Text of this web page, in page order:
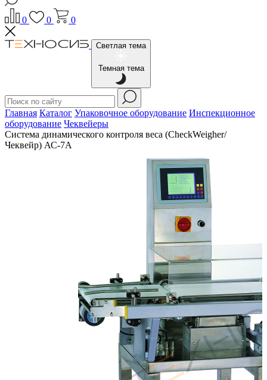
0 0 0
Светлая тема
Темная тема
Главная Каталог Упаковочное оборудование Инспекционное
оборудование Чеквейеры
Система динамического контроля веса (CheckWeigher/
Чеквейр) АС-7A